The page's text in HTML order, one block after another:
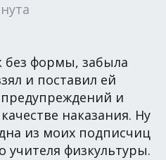
без формы, забыла
и поставил ей
предупреждений и
наказания. Ну
из моих подписчиц
учителя физкультуры.